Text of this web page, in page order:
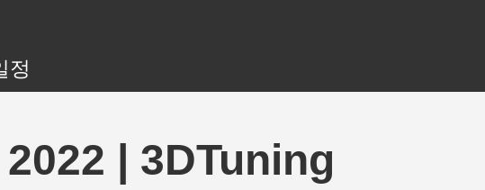
정
| 3DTuning